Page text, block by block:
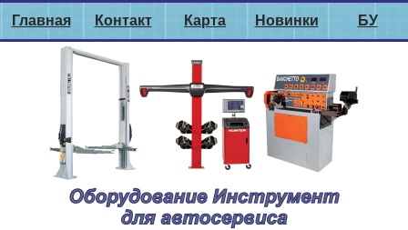
Главная Контакт Карта Новинки БУ